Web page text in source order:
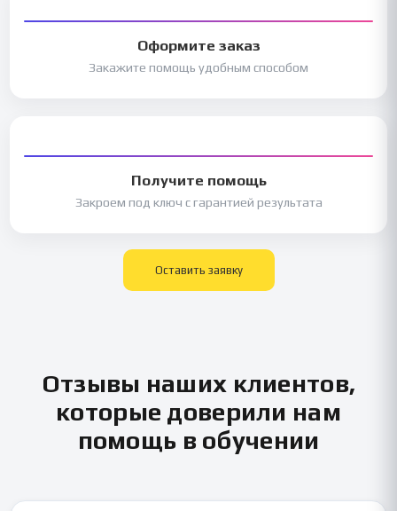
Оформите заказ
Закажите помощь удобным способом
Получите помощь
Закроем под ключ с гарантией результата
Оставить заявку
Отзывы наших клиентов,
которые доверили нам
помощь в обучении